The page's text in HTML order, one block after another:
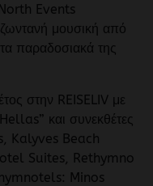
Events
μουσική από
παραδοσιακά της
στην REISELIV με
και συνεκθέτες
Kalyves Beach
Suites, Rethymno
Minos